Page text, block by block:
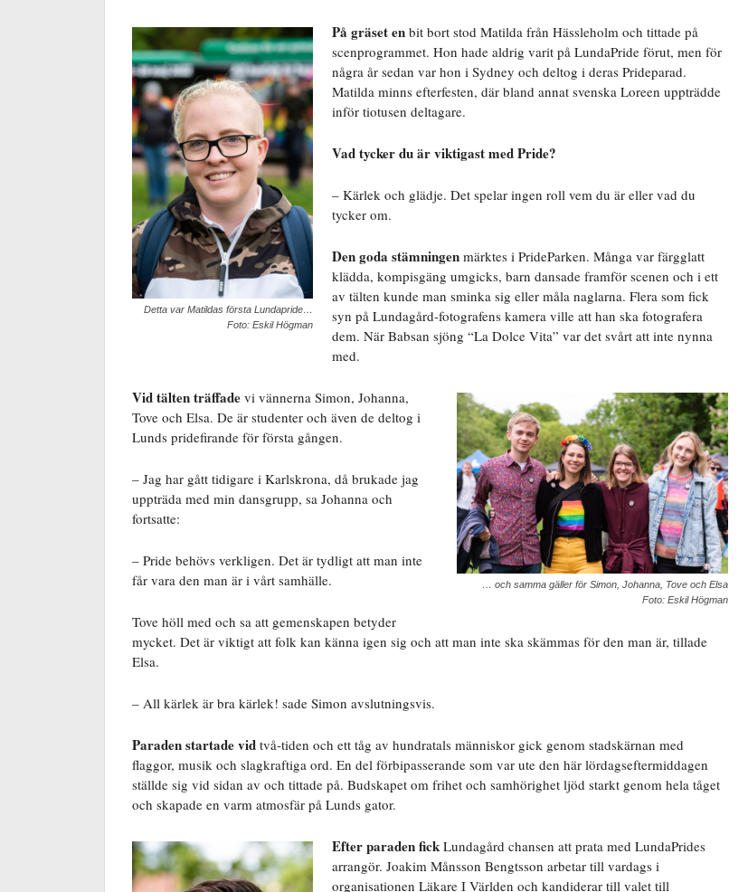
Detta var Matildas första Lundapride…
Foto: Eskil Högman
På gräset en bit bort stod Matilda från Hässleholm och tittade på
scenprogrammet. Hon hade aldrig varit på LundaPride förut, men för
några år sedan var hon i Sydney och deltog i deras Prideparad.
Matilda minns efterfesten, där bland annat svenska Loreen uppträdde
inför tiotusen deltagare.
Vad tycker du är viktigast med Pride?
– Kärlek och glädje. Det spelar ingen roll vem du är eller vad du
tycker om.
Den goda stämningen märktes i PrideParken. Många var färgglatt
klädda, kompisgäng umgicks, barn dansade framför scenen och i ett
av tälten kunde man sminka sig eller måla naglarna. Flera som fick
syn på Lundagård-fotografens kamera ville att han ska fotografera
dem. När Babsan sjöng “La Dolce Vita” var det svårt att inte nynna
med.
… och samma gäller för Simon, Johanna, Tove och Elsa
Foto: Eskil Högman
Vid tälten träffade vi vännerna Simon, Johanna,
Tove och Elsa. De är studenter och även de deltog i
Lunds pridefirande för första gången.
– Jag har gått tidigare i Karlskrona, då brukade jag
uppträda med min dansgrupp, sa Johanna och
fortsatte:
– Pride behövs verkligen. Det är tydligt att man inte
får vara den man är i vårt samhälle.
Tove höll med och sa att gemenskapen betyder
mycket. Det är viktigt att folk kan känna igen sig och att man inte ska skämmas för den man är, tillade
Elsa.
– All kärlek är bra kärlek! sade Simon avslutningsvis.
Paraden startade vid två-tiden och ett tåg av hundratals människor gick genom stadskärnan med
flaggor, musik och slagkraftiga ord. En del förbipasserande som var ute den här lördagseftermiddagen
ställde sig vid sidan av och tittade på. Budskapet om frihet och samhörighet ljöd starkt genom hela tåget
och skapade en varm atmosfär på Lunds gator.
Efter paraden fick Lundagård chansen att prata med LundaPrides
arrangör. Joakim Månsson Bengtsson arbetar till vardags i
organisationen Läkare I Världen och kandiderar till valet till